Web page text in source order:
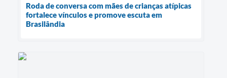
Roda de conversa com mães de crianças atípicas
fortalece vínculos e promove escuta em
Brasilândia